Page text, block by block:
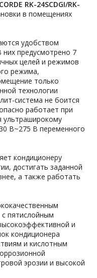
RK-24SCDGI/RK-
в помещениях
удобством
предусмотрено 7
целей и режимов
режима,
только
технологии
система не боится
работает при
ультраширокому
В~275 В переменного
кондиционеру
достигать заданной
а также работать
пятислойным
и
кондиционера
и кислотным
эрозии и высокой